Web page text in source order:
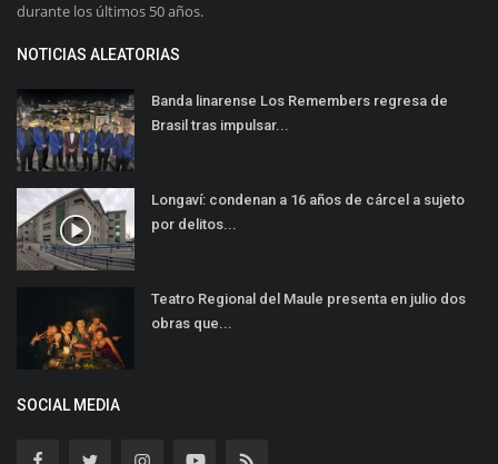
durante los últimos 50 años.
NOTICIAS ALEATORIAS
Banda linarense Los Remembers regresa de
Brasil tras impulsar...
Longaví: condenan a 16 años de cárcel a sujeto
por delitos...
Teatro Regional del Maule presenta en julio dos
obras que...
SOCIAL MEDIA